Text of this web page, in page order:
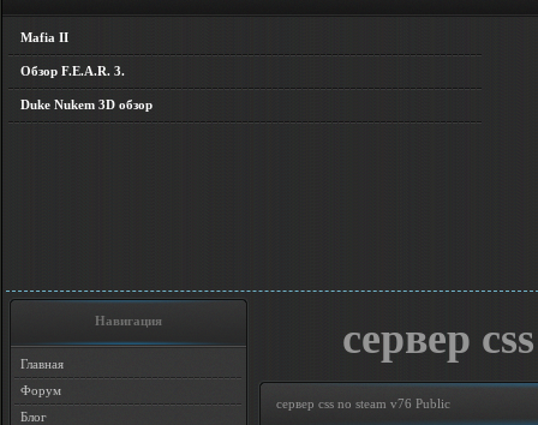
Mafia II
Обзор F.E.A.R. 3.
Duke Nukem 3D обзор
Навигация
Главная
Форум
Блог
сервер
сервер css no steam v76 Public